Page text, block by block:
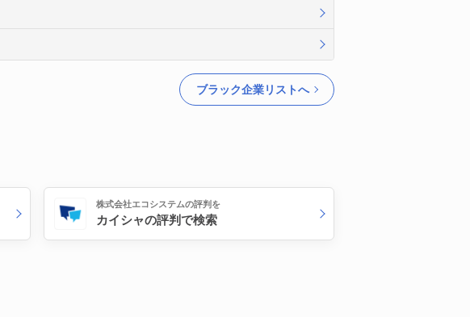
ブラック企業リストへ
株式会社エコシステムの評判を
カイシャの評判で検索